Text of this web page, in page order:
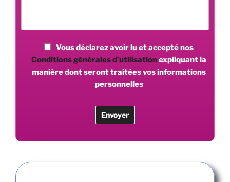
Vous déclarez avoir lu et accepté nos
Conditions générales d’utilisationexpliquant la
manière dont seront traitées vos informations
personnelles